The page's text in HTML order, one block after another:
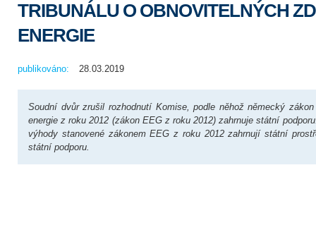
TRIBUNÁLU O OBNOVITELNÝCH
ENERGIE
publikováno: 28.03.2019
Soudní dvůr zrušil rozhodnutí Komise, podle něhož německý
energie z roku 2012 (zákon EEG z roku 2012) zahrnuje státní
výhody stanovené zákonem EEG z roku 2012 zahrnují státní
státní podporu.